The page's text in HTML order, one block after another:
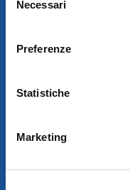
delNecessari
Preferenze
Statistiche
Marketing
DI TELEASSISTENZA